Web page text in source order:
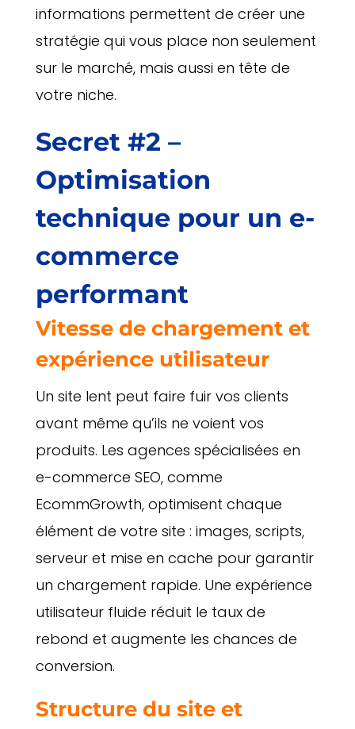
informations permettent de créer une
stratégie qui vous place non seulement
sur le marché, mais aussi en tête de
votre niche.
Secret #2 –
Optimisation
technique pour un e-
commerce
performant
Vitesse de chargement et
expérience utilisateur
Un site lent peut faire fuir vos clients
avant même qu’ils ne voient vos
produits. Les agences spécialisées en
e-commerce SEO, comme
EcommGrowth, optimisent chaque
élément de votre site : images, scripts,
serveur et mise en cache pour garantir
un chargement rapide. Une expérience
utilisateur fluide réduit le taux de
rebond et augmente les chances de
conversion.
Structure du site et